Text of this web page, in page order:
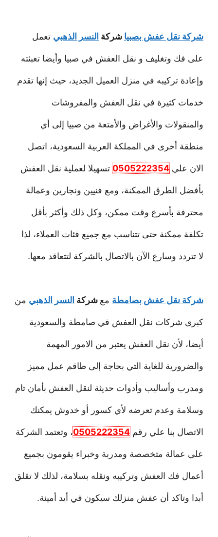
شركة نقل عفش بصبيا شركة النسر الذهبي تعمل
على فك وتغليف و نقل العفش في صبيا وأيضا تعبئته
وإعادة تركيبه في منزل العميل الجديد، حيث إنها تقدم
خدمات كثيرة في نقل العفش والمفروشات
والمنقولات والأغراض والأمتعة من صبيا إلى أي
منطقة أخرى في المملكة العربية السعودية، اتصل
الان علي0505222354تسهيلا لعملية نقل العفش
بأفضل الطرق الممكنة، ومع فنيين ونجارين وعمالة
محترفة بأسرع وقت ممكن، وكل ذلك وأكثر بأقل
تكلفة ممكنة حتى تتناسب مع جميع فئات العملاء، لذا
لا تتردد وسارع الآن بالاتصال بالشركة لتتعاقد معها.
شركة نقل عفش بصامطة مع شركة النسر الذهبي من
كبرى شركات نقل العفش في صامطة والسعودية
أيضا، لأن نقل العفش يعتبر من الامور المهمة
والضرورية للغاية التي بحاجة إلى طاقم عمل مميز
ومدرب وأساليب وأدوات حديثة لنقل العفش بأمان تام
وسلامة وعدم تعرضه لأي كسور أو خدوش يمكنك
الاتصال بنا علي رقم0505222354، وتعتمد الشركة
على عمالة متخصصة ومدربة وخبراء يقومون بجميع
أعمال فك العفش وتركيبه ونقله بسلامة، لذلك لا تقلق
أبدا وتاكد أن عفش منزلك سيكون في أيد أمينة.